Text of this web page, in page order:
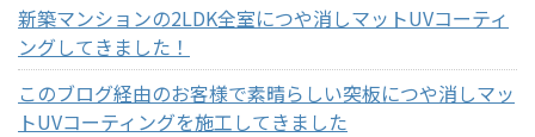
新築マンションの2LDK全室につや消しマットUVコーティ
ングしてきました！
このブログ経由のお客様で素晴らしい突板につや消しマッ
トUVコーティングを施工してきました